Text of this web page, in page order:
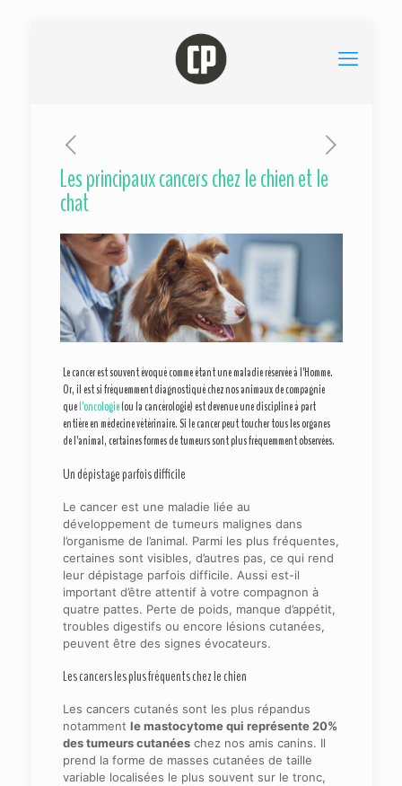
Les principaux cancers chez le chien et le
chat
Le cancer est souvent évoqué comme étant une maladie réservée à l’Homme.
Or, il est si fréquemment diagnostiqué chez nos animaux de compagnie
quel’oncologie(ou la cancérologie) est devenue une discipline à part
entière en médecine vétérinaire. Si le cancer peut toucher tous les organes
de l’animal, certaines formes de tumeurs sont plus fréquemment observées.
Un dépistage parfois difficile
Le cancer est une maladie liée au
développement de tumeurs malignes dans
l’organisme de l’animal. Parmi les plus fréquentes,
certaines sont visibles, d’autres pas, ce qui rend
leur dépistage parfois difficile. Aussi est-il
important d’être attentif à votre compagnon à
quatre pattes. Perte de poids, manque d’appétit,
troubles digestifs ou encore lésions cutanées,
peuvent être des signes évocateurs.
Les cancers les plus fréquents chez le chien
Les cancers cutanés sont les plus répandus
notamment le mastocytome qui représente 20%
des tumeurs cutanéeschez nos amis canins. Il
prend la forme de masses cutanées de taille
variable localisées le plus souvent sur le tronc,